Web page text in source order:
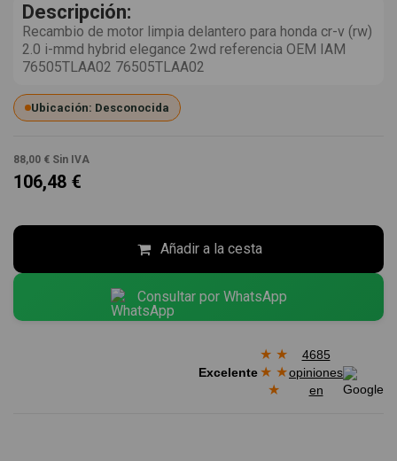
Descripción:
Recambio de motor limpia delantero para honda cr-v (rw)
2.0 i-mmd hybrid elegance 2wd referencia OEM IAM
76505TLAA02 76505TLAA02
Ubicación: Desconocida
88,00 € Sin IVA
106,48 €
Añadir a la cesta
Consultar por WhatsApp
Excelente
★ ★
★ ★
★
4685
opiniones
en